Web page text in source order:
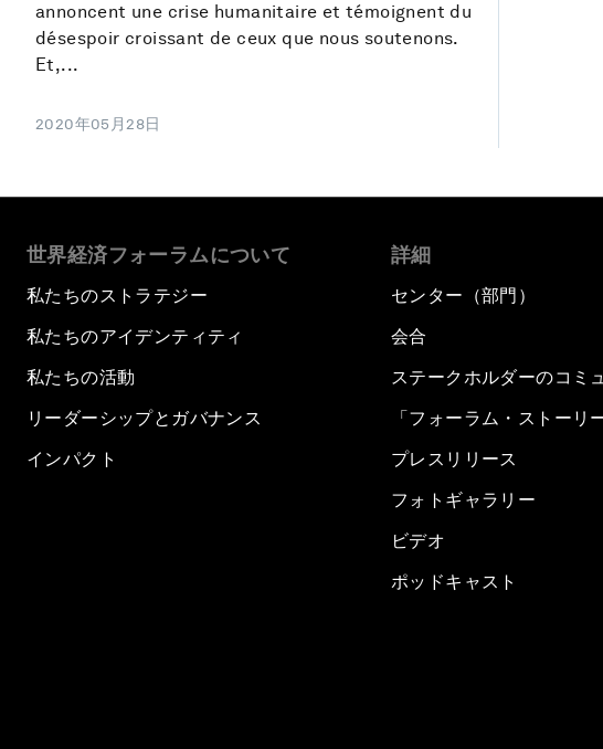
annoncent une crise humanitaire et témoignent du
désespoir croissant de ceux que nous soutenons.
Et,...
2020年05月28日
世界経済フォーラムについて
私たちのストラテジー
私たちのアイデンティティ
私たちの活動
リーダーシップとガバナンス
インパクト
詳細
センター（部門）
会合
ステークホルダーのコミ
「フォーラム・ストーリ
プレスリリース
フォトギャラリー
ビデオ
ポッドキャスト